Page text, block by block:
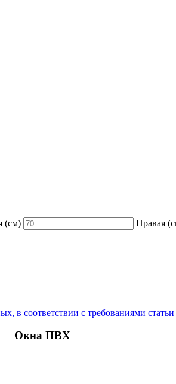
(см)
Правая
в соответствии с требованиями
Окна ПВХ